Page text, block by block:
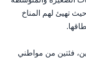
تهيئ لهم المناخ
فئتين من مواطني